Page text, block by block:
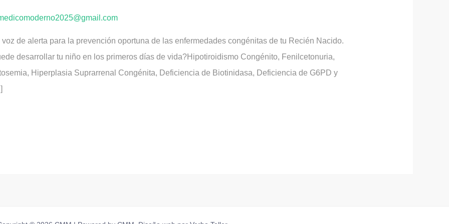
de alerta para la prevención oportuna de las enfermedades congénitas de tu Recién Nacido.
desarrollar tu niño en los primeros días de vida?Hipotiroidismo Congénito, Fenilcetonuria,
Hiperplasia Suprarrenal Congénita, Deficiencia de Biotinidasa, Deficiencia de G6PD y